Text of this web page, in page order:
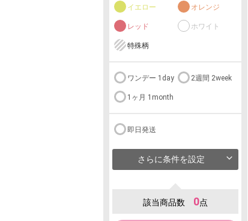
イエロー オレンジ
レッド ホワイト
特殊柄
ワンデー 1day 2週間 2week
1ヶ月 1month
即日発送
さらに条件を設定
該当商品数 0点